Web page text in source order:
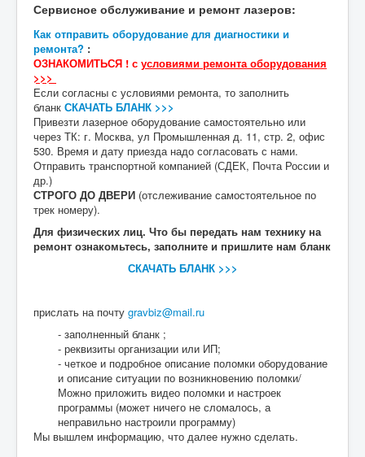
Сервисное обслуживание и ремонт лазеров:
Как отправить оборудование для диагностики и
ремонта? :
ОЗНАКОМИТЬСЯ ! с условиями ремонта оборудования
>>>
Если согласны с условиями ремонта, то заполнить
бланк СКАЧАТЬ БЛАНК >>>
Привезти лазерное оборудование самостоятельно или
через ТК: г. Москва, ул Промышленная д. 11, стр. 2, офис
530. Время и дату приезда надо согласовать с нами.
Отправить транспортной компанией (СДЕК, Почта России и
др.)
СТРОГО ДО ДВЕРИ (отслеживание самостоятельное по
трек номеру).
Для физических лиц. Что бы передать нам технику на
ремонт ознакомьтесь, заполните и пришлите нам бланк
СКАЧАТЬ БЛАНК >>>
прислать на почту gravbiz@mail.ru
- заполненный бланк ;
- реквизиты организации или ИП;
- четкое и подробное описание поломки оборудование
и описание ситуации по возникновению поломки/
Можно приложить видео поломки и настроек
программы (может ничего не сломалось, а
неправильно настроили программу)
Мы вышлем информацию, что далее нужно сделать.